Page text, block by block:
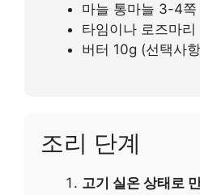
마늘 통마늘 3-4쪽
타임이나 로즈마
버터 10g (선택사
조리 단계
고기 실온 상태로